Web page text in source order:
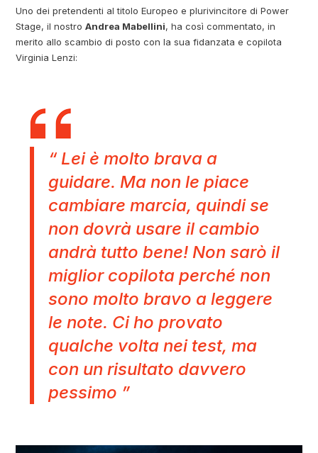
Uno dei pretendenti al titolo Europeo e plurivincitore di Power
Stage, il nostroAndrea Mabellini, ha così commentato, in
merito allo scambio di posto con la sua fidanzata e copilota
Virginia Lenzi:
“ Lei è molto brava a
guidare. Ma non le piace
cambiare marcia, quindi se
non dovrà usare il cambio
andrà tutto bene! Non sarò il
miglior copilota perché non
sono molto bravo a leggere
le note. Ci ho provato
qualche volta nei test, ma
con un risultato davvero
pessimo ”